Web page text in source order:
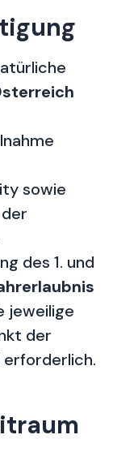
sowie
des 1. und
jeweilige
der
erforderlich.